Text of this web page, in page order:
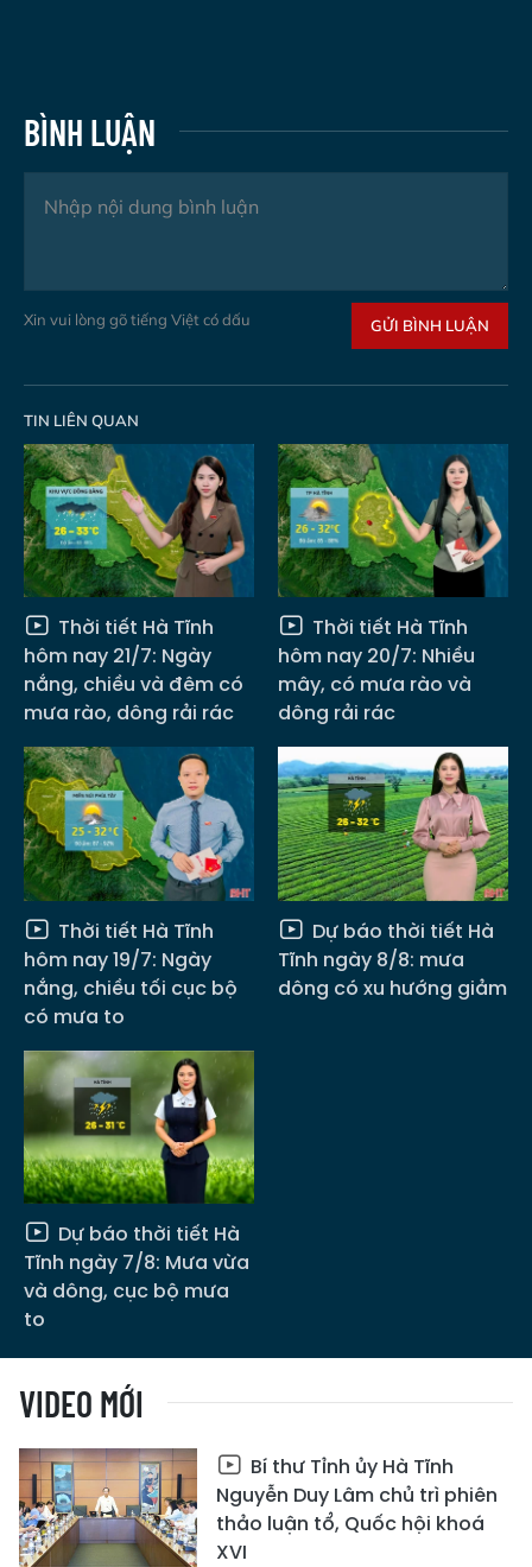
BÌNH LUẬN
Xin vui lòng gõ tiếng Việt có dấu GỬI BÌNH LUẬN
TIN LIÊN QUAN
Thời tiết Hà Tĩnh
hôm nay 21/7: Ngày
nắng, chiều và đêm có
mưa rào, dông rải rác
Thời tiết Hà Tĩnh
hôm nay 20/7: Nhiều
mây, có mưa rào và
dông rải rác
Thời tiết Hà Tĩnh
hôm nay 19/7: Ngày
nắng, chiều tối cục bộ
có mưa to
Dự báo thời tiết Hà
Tĩnh ngày 8/8: mưa
dông có xu hướng giảm
Dự báo thời tiết Hà
Tĩnh ngày 7/8: Mưa vừa
và dông, cục bộ mưa
to
VIDEO MỚI
Bí thư Tỉnh ủy Hà Tĩnh
Nguyễn Duy Lâm chủ trì phiên
thảo luận tổ, Quốc hội khoá
XVI